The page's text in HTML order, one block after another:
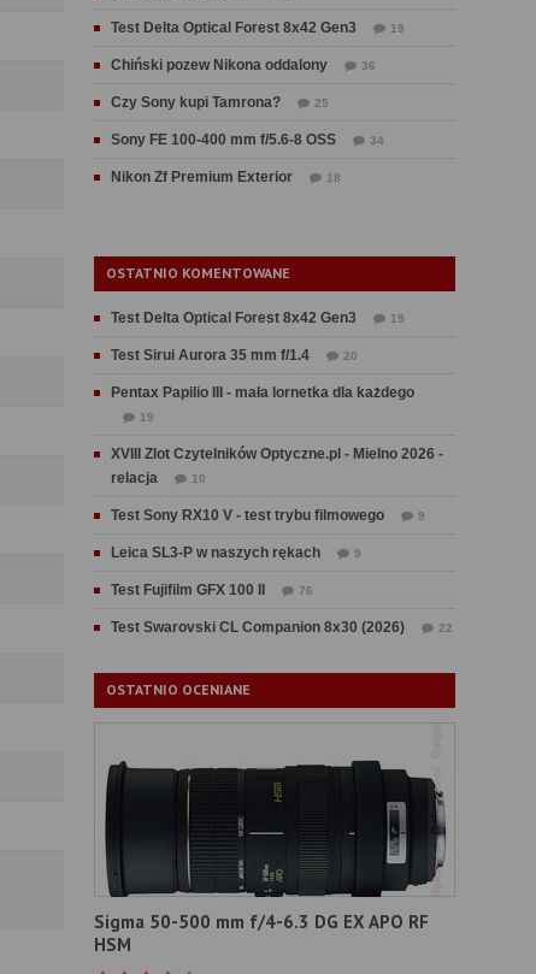
Test Delta Optical Forest 8x42 Gen3 19
Chiński pozew Nikona oddalony 36
Czy Sony kupi Tamrona? 25
Sony FE 100-400 mm f/5.6-8 OSS 34
Nikon Zf Premium Exterior 18
OSTATNIO KOMENTOWANE
Test Delta Optical Forest 8x42 Gen3 19
Test Sirui Aurora 35 mm f/1.4 20
Pentax Papilio III - mała lornetka dla każdego
19
XVIII Zlot Czytelników Optyczne.pl - Mielno 2026 -
relacja
10
Test Sony RX10 V - test trybu filmowego 9
Leica SL3-P w naszych rękach 9
Test Fujifilm GFX 100 II 76
Test Swarovski CL Companion 8x30 (2026) 22
OSTATNIO OCENIANE
Sigma 50-500 mm f/4-6.3 DG EX APO RF
HSM